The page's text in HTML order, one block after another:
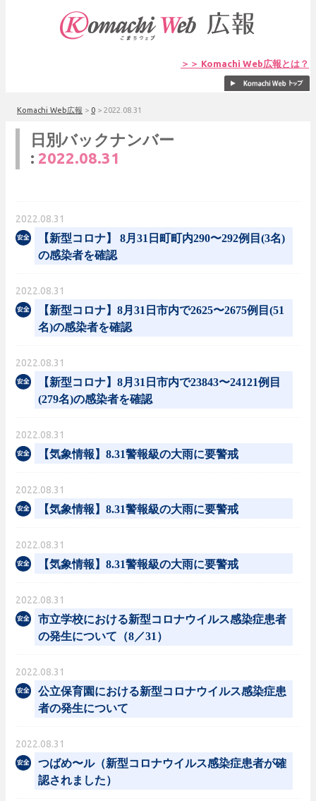
＞＞ Komachi Web広報とは？
Komachi Web広報 > 0 > 2022.08.31
日別バックナンバー
: 2022.08.31
2022.08.31
【新型コロナ】 8月31日町町内290〜292例目(3名)
の感染者を確認
2022.08.31
【新型コロナ】8月31日市内で2625〜2675例目(51
名)の感染者を確認
2022.08.31
【新型コロナ】8月31日市内で23843〜24121例目
(279名)の感染者を確認
2022.08.31
【気象情報】8.31警報級の大雨に要警戒
2022.08.31
【気象情報】8.31警報級の大雨に要警戒
2022.08.31
【気象情報】8.31警報級の大雨に要警戒
2022.08.31
市立学校における新型コロナウイルス感染症患者
の発生について（8／31）
2022.08.31
公立保育園における新型コロナウイルス感染症患
者の発生について
2022.08.31
つばめ〜ル（新型コロナウイルス感染症患者が確
認されました）